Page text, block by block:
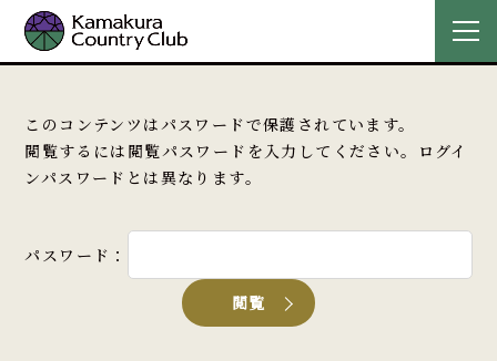
このコンテンツはパスワードで保護されています。
閲覧するには閲覧パスワードを入力してください。ログイ
ンパスワードとは異なります。
パスワード：
閲覧